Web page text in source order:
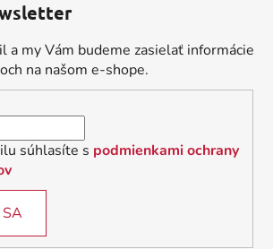
a my Vám budeme zasielať informácie
na našom e-shope.
súhlasíte s podmienkami ochrany